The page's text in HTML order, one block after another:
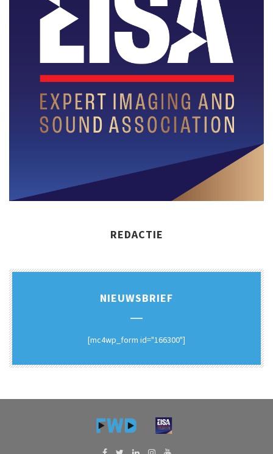
REDACTIE
NIEUWSBRIEF
[mc4wp_form id="166300"]